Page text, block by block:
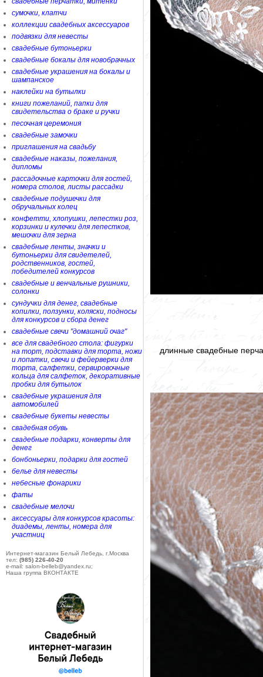
сумочки, клатчи
коллекции свадебных аксессуаров
подвязки для невесты
свадебные бутоньерки
свадебные бокалы для новобрачных
свадебные украшения на бокалы и
шампанское
наклейки на бутылки
книги пожеланий, папки для
свидетельства о браке и ручки
песочная церемония
свадебные замочки
приглашения на свадьбу
свадебные наказы, пожелания,
дипломы
рассадочные карточки для гостей,
номера столов, листы рассадки
свадебные подушечки для
обручальных колец
конфетти, хлопушки, лепестки роз,
корзинки и кулечки для лепестков,
мешочки для зерна
свадебные ленты, значки и
бутоньерки для свидетелей,
родственников, гостей,
победителей конкурсов
свадебные и венчальные рушники,
солонки
сундучки для денег, свадебные
копилки, ползунки, коляски, подносы
для конкурсов и сбора денег
свадебные свечи "домашний очаг"
все для свадебного стола: фигурки
на торт, подставки для торта, ножи
и лопатки, свечи и фейерверки для
торта, салфетки, сервировочные
кольца для салфеток, декоративные
пробки для бутылок
свадебные украшения для
автомобилей
свадебные букеты невесты
свадебная обувь
свадебные подарки, конверты для
денег
бонбоньерки, подарки для гостей
белье для невесты
небесные фонарики
фаты
свадебные мелочи
аксессуары для конкурсов красоты:
диадемы, ленты, номера для
участниц
Интернет-магазин Белый Лебедь, г.Москва
тел: (985) 226-40-20
e-mail: salon-belleb@yandex.ru;
Наша группа ВКОНТАКТЕ
длинные свадебные